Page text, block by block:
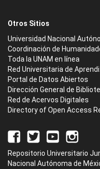
Otros Sitios
Universidad Nacional
Coordinación de
Toda la UNAM en línea
Red Universitaria de
Portal de Datos Abiertos
Dirección General de
Red de Acervos Digitales
Directory of Open Access
Repositorio Universitario
Nacional Autónoma de